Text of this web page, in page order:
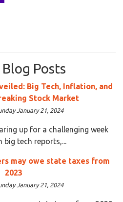
Posts
Big Tech, Inflation, and
Stock Market
January 21, 2024
up for a challenging week
big tech reports,...
may owe state taxes from
2023
January 21, 2024